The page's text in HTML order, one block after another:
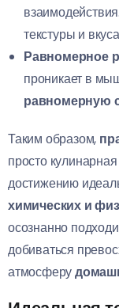
текстуры и
Равномерное
проникает в
равномерную
Таким образом,
просто
достижению
химических и
осознанно
добиваться
атмосферу